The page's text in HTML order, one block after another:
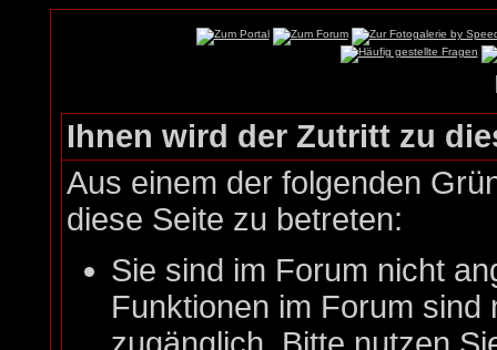
Ihnen wird der Zutritt zu
Aus einem der folgenden
diese Seite zu betreten:
Sie sind im Forum nicht
Funktionen im Forum